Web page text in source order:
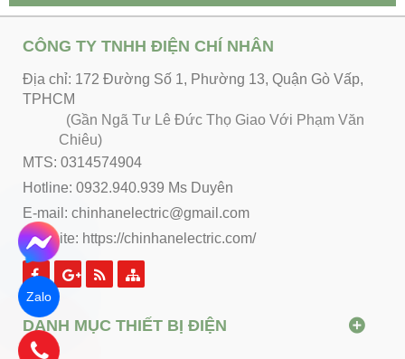
CÔNG TY TNHH ĐIỆN CHÍ NHÂN
Địa chỉ: 172 Đường Số 1, Phường 13, Quận Gò Vấp,
TPHCM
(Gần Ngã Tư Lê Đức Thọ Giao Với Phạm Văn
Chiêu)
MTS: 0314574904
Hotline: 0932.940.939 Ms Duyên
E-mail: chinhanelectric@gmail.com
Website: https://chinhanelectric.com/
DANH MỤC THIẾT BỊ ĐIỆN
Zalo